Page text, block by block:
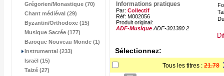
Grégorien/Monastique (70)
Chant médiéval (29)
Byzantin/Orthodoxe (15)
Musique Sacrée (177)
Baroque Nouveau Monde (1)
Instrumental (233)
Israël (15)
Taizé (27)
Informations pratiques
Par: Collectif
Réf: M002056
Produit original:
ADF-Musique ADF-301380 2
Sélectionnez:
Tous les titres : 21.78